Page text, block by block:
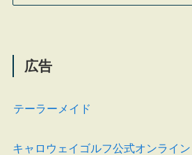
広告
テーラーメイド
キャロウェイゴルフ公式オンライン